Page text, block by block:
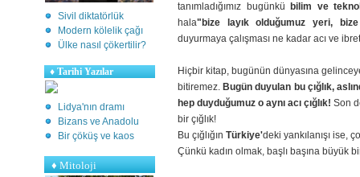
Sivil diktatörlük
Modern kölelik çağı
Ülke nasıl çökertilir?
♦ Tarihi Yazılar
Lidya'nın dramı
Bizans ve Anadolu
Bir çöküş ve kaos
♦Mitoloji
tanımladığımız bugünkü
bilim ve
hala"bize layık olduğumuz yeri, bize
duyurmaya çalışması ne kadar acı ve
Hiçbir kitap, bugünün dünyasına
bitiremez. Bugün duyulan bu çığlık,
hep duyduğumuz o aynı acı çığlık! Son
bir çığlık!
Bu çığlığın Türkiye'deki yankılanışı ise,
Çünkü kadın olmak, başlı başına büyük